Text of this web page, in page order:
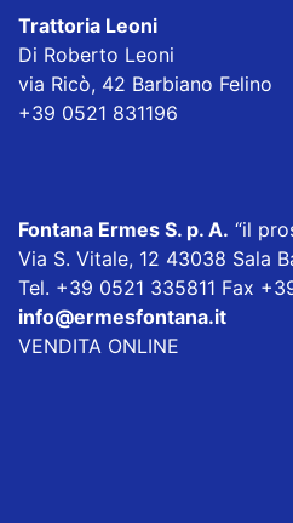
Trattoria Leoni
Di Roberto Leoni
via Ricò, 42 Barbiano Felino
+39 0521 831196
Fontana Ermes S. p. A. “il
Via S. Vitale, 12 43038 Sala
Tel. +39 0521 335811 Fax
info@ermesfontana.it
VENDITA ONLINE